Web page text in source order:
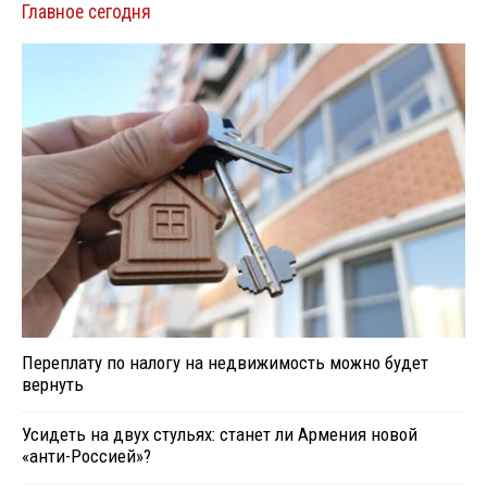
Главное сегодня
Переплату по налогу на недвижимость можно будет
вернуть
Усидеть на двух стульях: станет ли Армения новой
«анти-Россией»?